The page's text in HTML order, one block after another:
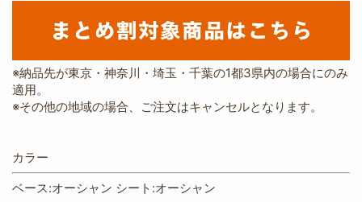
※納品先が東京・神奈川・埼玉・千葉の1都3県内の場合にのみ
適用。
※その他の地域の場合、ご注文はキャンセルとなります。
カラー
ベース:オーシャン シート:オーシャン